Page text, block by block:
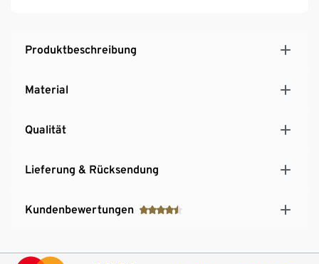
Produktbeschreibung
Material
Qualität
Lieferung & Rücksendung
Kundenbewertungen